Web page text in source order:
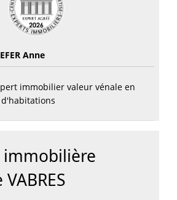
Anne
immobilier valeur vénale en
immobilière